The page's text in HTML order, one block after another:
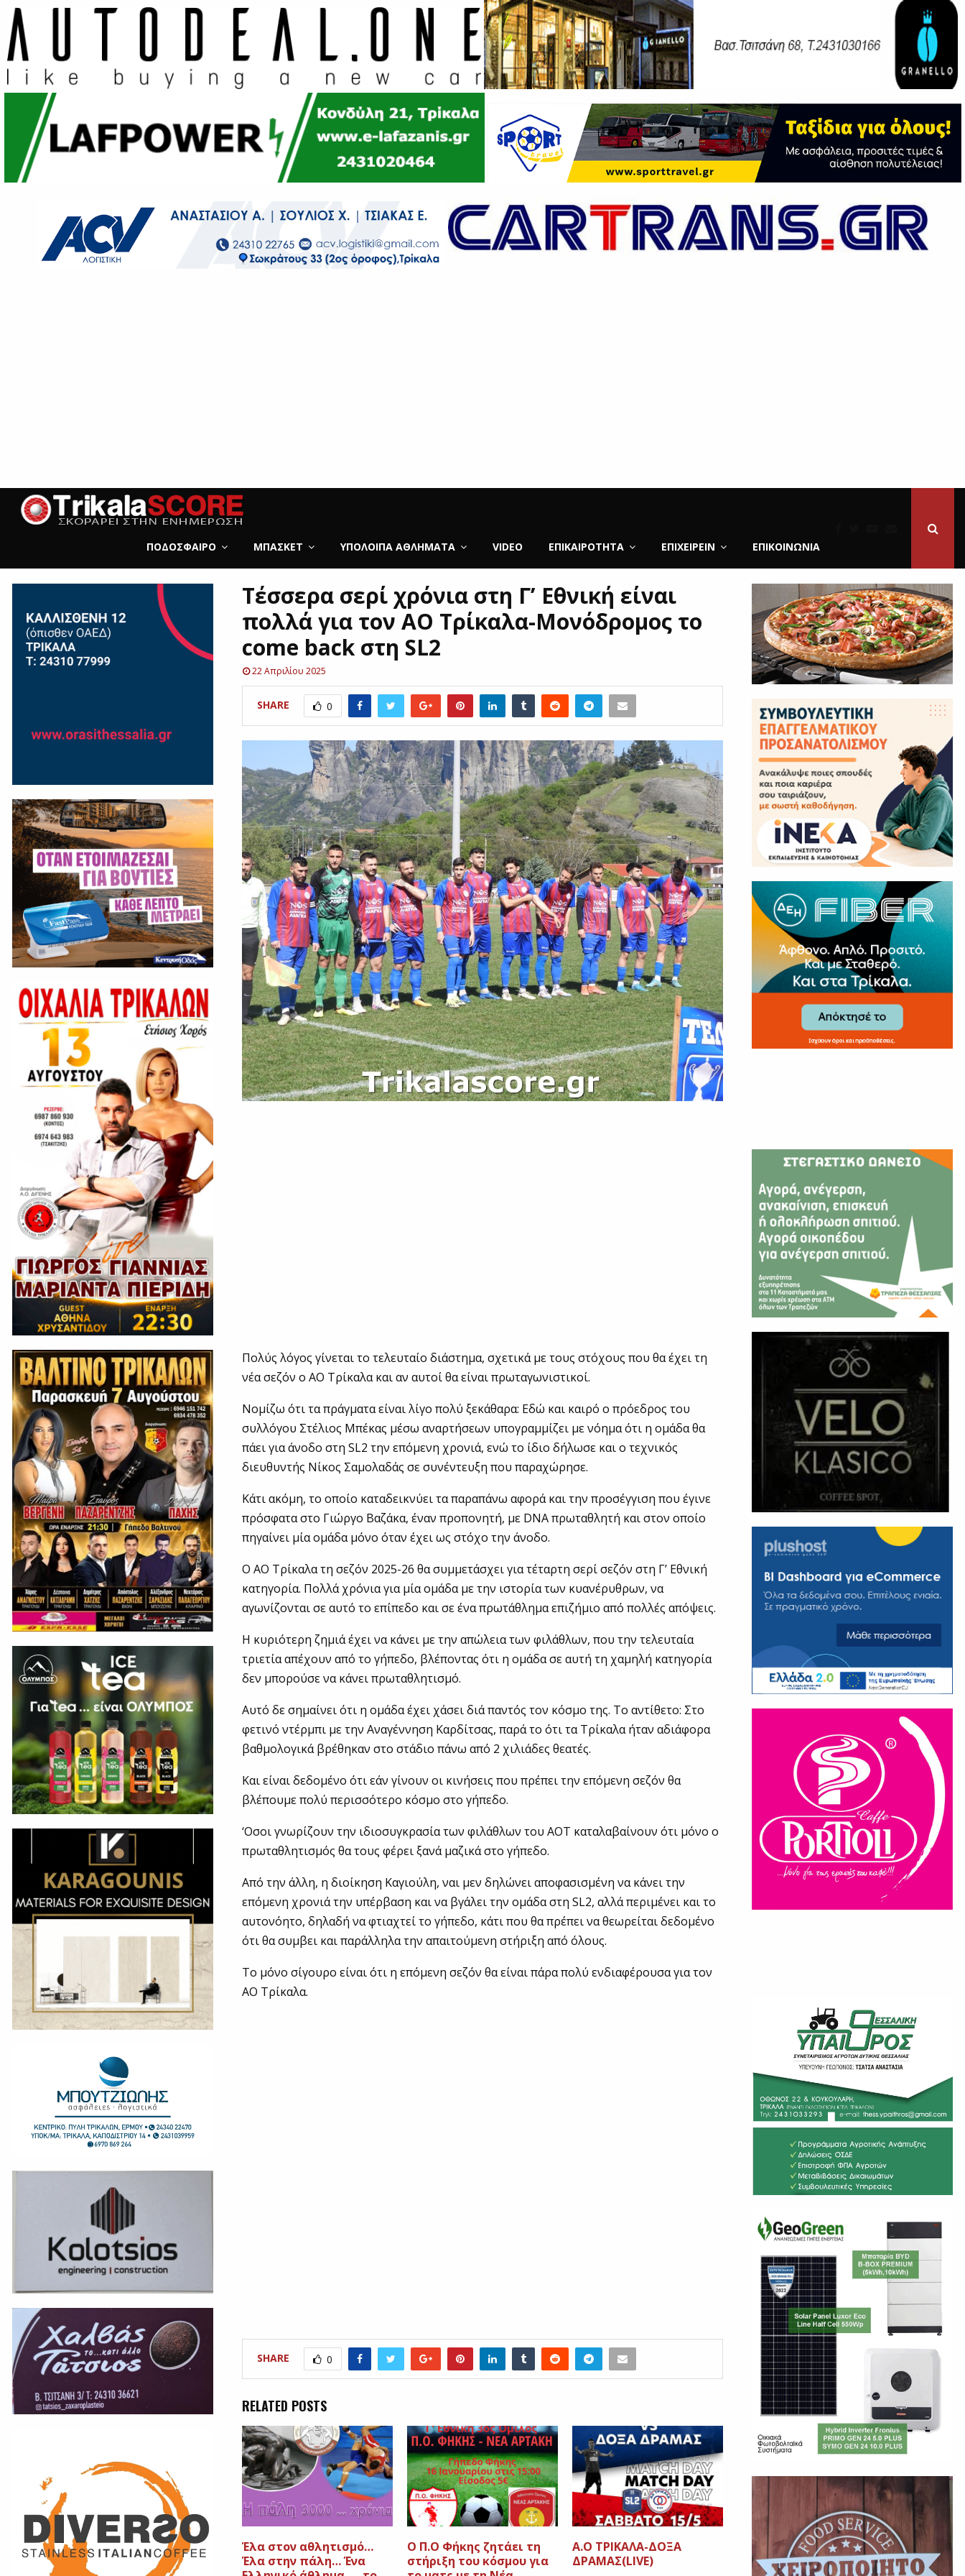
ΠΟΔΌΣΦΑΙΡΟ ΜΠΆΣΚΕΤ ΥΠΌΛΟΙΠΑ ΑΘΛΉΜΑΤΑ VIDEO ΕΠΙΚΑΙΡΌΤΗΤΑ ΕΠΙΧΕΙΡΕΙΝ ΕΠΙΚΟΙΝΩΝΊΑ
Τέσσερα σερί χρόνια στη Γ’ Εθνική είναι
πολλά για τον ΑΟ Τρίκαλα-Μονόδρομος το
come back στη SL2
22 Απριλίου 2025
SHARE 0
Πολύς λόγος γίνεται το τελευταίο διάστημα, σχετικά με τους στόχους που θα έχει τη
νέα σεζόν ο ΑΟ Τρίκαλα και αν αυτοί θα είναι πρωταγωνιστικοί.
Νομίζω ότι τα πράγματα είναι λίγο πολύ ξεκάθαρα: Εδώ και καιρό ο πρόεδρος του
συλλόγου Στέλιος Μπέκας μέσω αναρτήσεων υπογραμμίζει με νόημα ότι η ομάδα θα
πάει για άνοδο στη SL2 την επόμενη χρονιά, ενώ το ίδιο δήλωσε και ο τεχνικός
διευθυντής Νίκος Σαμολαδάς σε συνέντευξη που παραχώρησε.
Κάτι ακόμη, το οποίο καταδεικνύει τα παραπάνω αφορά και την προσέγγιση που έγινε
πρόσφατα στο Γιώργο Βαζάκα, έναν προπονητή, με DNA πρωταθλητή και στον οποίο
πηγαίνει μία ομάδα μόνο όταν έχει ως στόχο την άνοδο.
Ο ΑΟ Τρίκαλα τη σεζόν 2025-26 θα συμμετάσχει για τέταρτη σερί σεζόν στη Γ’ Εθνική
κατηγορία. Πολλά χρόνια για μία ομάδα με την ιστορία των κυανέρυθρων, να
αγωνίζονται σε αυτό το επίπεδο και σε ένα πρωτάθλημα επιζήμιο από πολλές απόψεις.
Η κυριότερη ζημιά έχει να κάνει με την απώλεια των φιλάθλων, που την τελευταία
τριετία απέχουν από το γήπεδο, βλέποντας ότι η ομάδα σε αυτή τη χαμηλή κατηγορία
δεν μπορούσε να κάνει πρωταθλητισμό.
Αυτό δε σημαίνει ότι η ομάδα έχει χάσει διά παντός τον κόσμο της. Το αντίθετο: Στο
φετινό ντέρμπι με την Αναγέννηση Καρδίτσας, παρά το ότι τα Τρίκαλα ήταν αδιάφορα
βαθμολογικά βρέθηκαν στο στάδιο πάνω από 2 χιλιάδες θεατές.
Και είναι δεδομένο ότι εάν γίνουν οι κινήσεις που πρέπει την επόμενη σεζόν θα
βλέπουμε πολύ περισσότερο κόσμο στο γήπεδο.
‘Οσοι γνωρίζουν την ιδιοσυγκρασία των φιλάθλων του ΑΟΤ καταλαβαίνουν ότι μόνο ο
πρωταθλητισμός θα τους φέρει ξανά μαζικά στο γήπεδο.
Από την άλλη, η διοίκηση Καγιούλη, ναι μεν δηλώνει αποφασισμένη να κάνει την
επόμενη χρονιά την υπέρβαση και να βγάλει την ομάδα στη SL2, αλλά περιμένει και το
αυτονόητο, δηλαδή να φτιαχτεί το γήπεδο, κάτι που θα πρέπει να θεωρείται δεδομένο
ότι θα συμβει και παράλληλα την απαιτούμενη στήριξη από όλους.
Το μόνο σίγουρο είναι ότι η επόμενη σεζόν θα είναι πάρα πολύ ενδιαφέρουσα για τον
ΑΟ Τρίκαλα.
SHARE 0
RELATED POSTS
Έλα στον αθλητισμό…
Έλα στην πάλη… Ένα
Ο Π.Ο Φήκης ζητάει τη
στήριξη του κόσμου για
Α.Ο ΤΡΙΚΑΛΑ-ΔΟΞΑ
ΔΡΑΜΑΣ(LIVE)